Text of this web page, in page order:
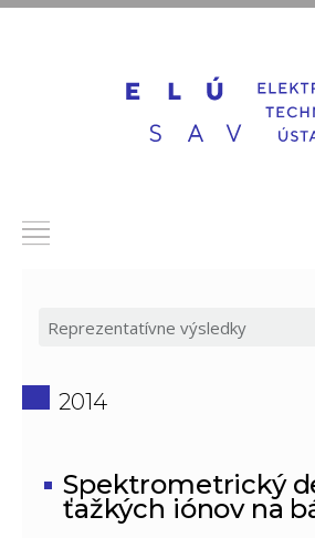
2014
Spektrometrický
ťažkých iónov na